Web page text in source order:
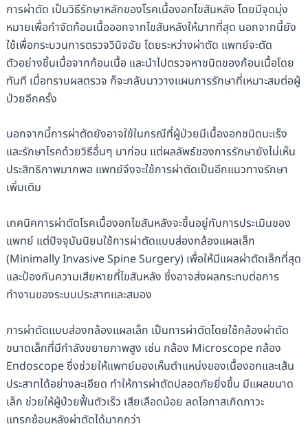
การผ่าตัด เป็นวิธีรักษาหลักของโรคเนื้องอกไขสันหลัง โดยมีจุดมุ่ง
หมายเพื่อกำจัดก้อนเนื้อออกจากไขสันหลังให้มากที่สุด นอกจากนี้ยัง
ใช้เพื่อกระบวนการตรวจวินิจฉัย โดยระหว่างผ่าตัด แพทย์จะตัด
ตัวอย่างชิ้นเนื้อจากก้อนเนื้อ และนำไปตรวจหาชนิดของก้อนเนื้อโดย
ทันที เมื่อทราบผลตรวจ ก็จะกลับมาวางแผนการรักษาที่เหมาะสมต่อผู้
ป่วยอีกครั้ง
นอกจากนี้การผ่าตัดยังอาจใช้ในกรณีที่ผู้ป่วยมีเนื้องอกชนิดมะเร็ง
และรักษาโรคด้วยวิธีอื่นๆ มาก่อน แต่ผลลัพธ์ของการรักษายังไม่เห็น
ประสิทธิภาพมากพอ แพทย์จึงจะใช้การผ่าตัดเป็นอีกแนวทางรักษา
เพิ่มเติม
เทคนิคการผ่าตัดโรคเนื้องอกไขสันหลังจะขึ้นอยู่กับการประเมินของ
แพทย์ แต่ปัจจุบันนิยมใช้การผ่าตัดแบบส่องกล้องแผลเล็ก
(Minimally Invasive Spine Surgery) เพื่อให้มีแผลผ่าตัดเล็กที่สุด
และป้องกันความเสียหายที่ไขสันหลัง ซึ่งอาจส่งผลกระทบต่อการ
ทำงานของระบบประสาทและสมอง
การผ่าตัดแบบส่องกล้องแผลเล็ก เป็นการผ่าตัดโดยใช้กล้องผ่าตัด
ขนาดเล็กที่มีกำลังขยายภาพสูง เช่น กล้อง Microscope กล้อง
Endoscope ซึ่งช่วยให้แพทย์มองเห็นตำแหน่งของเนื้องอกและเส้น
ประสาทได้อย่างละเอียด ทำให้การผ่าตัดปลอดภัยยิ่งขึ้น มีแผลขนาด
เล็ก ช่วยให้ผู้ป่วยฟื้นตัวเร็ว เสียเลือดน้อย ลดโอกาสเกิดภาวะ
แทรกซ้อนหลังผ่าตัดได้มากกว่า